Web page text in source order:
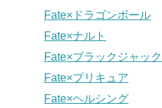
Fate×ドラゴンボール
Fate×ナルト
Fate×ブラックジャック
Fate×プリキュア
Fate×ヘルシング